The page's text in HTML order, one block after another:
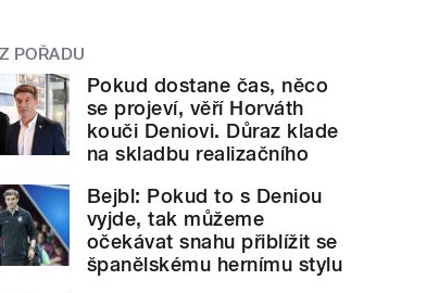
POŘADU
Pokud dostane čas, něco
se projeví, věří Horváth
kouči Deniovi. Důraz klade
na skladbu realizačního
Bejbl: Pokud to s Deniou
vyjde, tak můžeme
očekávat snahu přiblížit se
španělskému hernímu stylu